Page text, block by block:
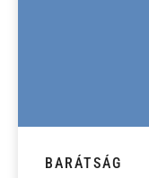
BARÁTSÁG